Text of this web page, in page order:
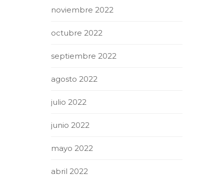
noviembre 2022
octubre 2022
septiembre 2022
agosto 2022
julio 2022
junio 2022
mayo 2022
abril 2022